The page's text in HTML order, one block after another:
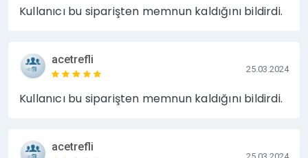
Kullanıcı bu siparişten memnun kaldığını bildirdi.
acetrefli
25.03.2024
Kullanıcı bu siparişten memnun kaldığını bildirdi.
acetrefli